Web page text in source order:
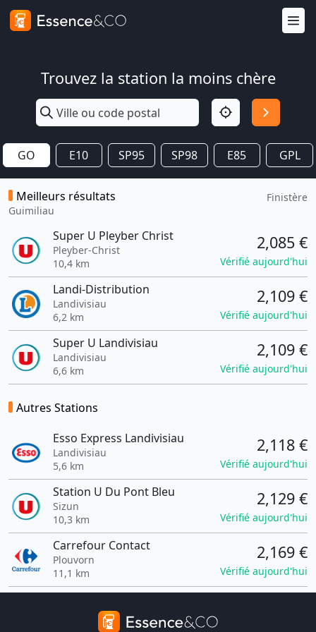
Trouvez la station la moins chère
GO E10 SP95 SP98 E85 GPL
Meilleurs résultats
Guimiliau
Finistère
Super U Pleyber Christ
Pleyber-Christ
10,4 km
2,085 €
Vérifié aujourd'hui
Landi-Distribution
Landivisiau
6,2 km
2,109 €
Vérifié aujourd'hui
Super U Landivisiau
Landivisiau
6,6 km
2,109 €
Vérifié aujourd'hui
Autres Stations
Esso Express Landivisiau
Landivisiau
5,6 km
2,118 €
Vérifié aujourd'hui
Station U Du Pont Bleu
Sizun
10,3 km
2,129 €
Vérifié aujourd'hui
Carrefour Contact
Plouvorn
11,1 km
2,169 €
Vérifié aujourd'hui